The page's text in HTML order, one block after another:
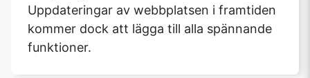
Uppdateringar av webbplatsen i framtiden
kommer dock att lägga till alla spännande
funktioner.